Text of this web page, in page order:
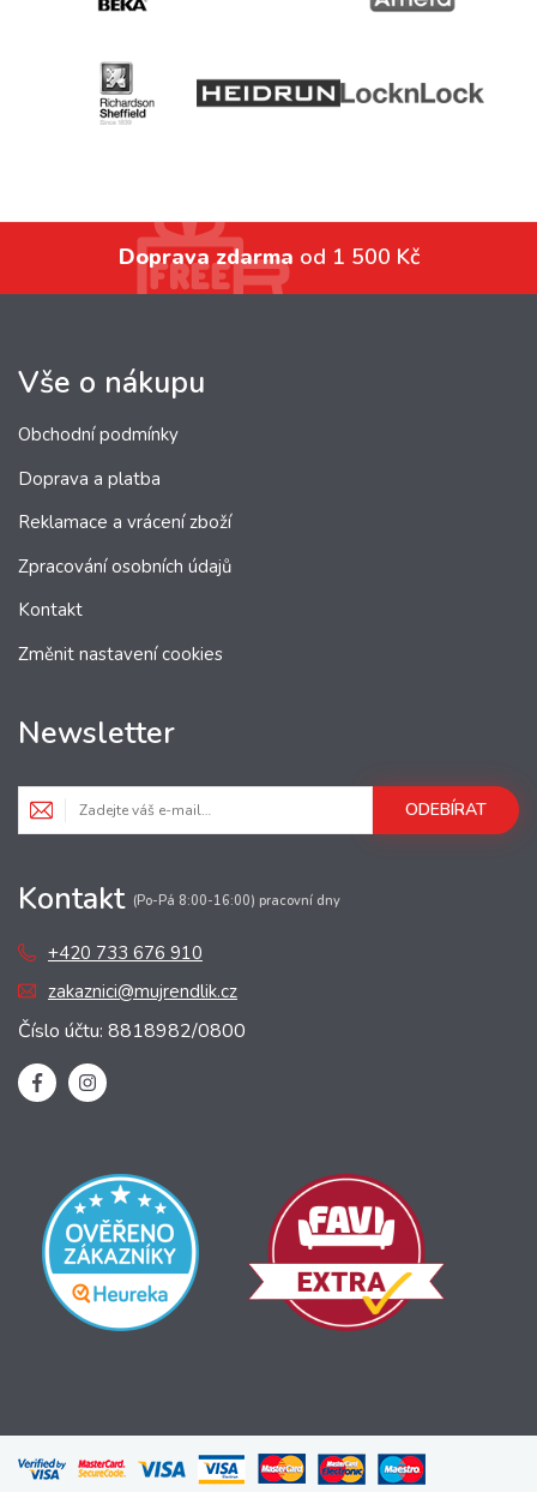
Doprava zdarma od 1 500 Kč
Vše o nákupu
Obchodní podmínky
Doprava a platba
Reklamace a vrácení zboží
Zpracování osobních údajů
Kontakt
Změnit nastavení cookies
Newsletter
ODEBÍRAT
Kontakt (Po-Pá 8:00-16:00) pracovní dny
+420 733 676 910
zakaznici@mujrendlik.cz
Číslo účtu: 8818982/0800